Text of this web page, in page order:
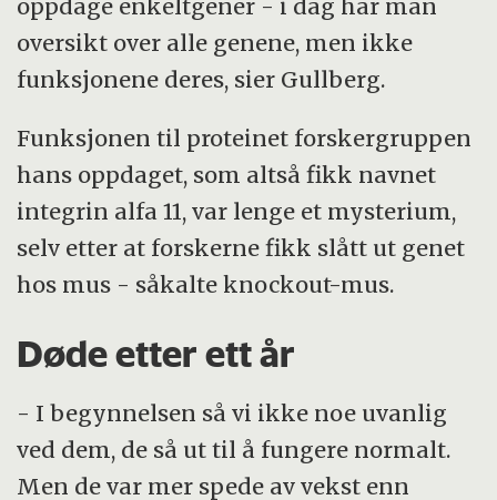
oppdage enkeltgener - i dag har man
oversikt over alle genene, men ikke
funksjonene deres, sier Gullberg.
Funksjonen til proteinet forskergruppen
hans oppdaget, som altså fikk navnet
integrin alfa 11, var lenge et mysterium,
selv etter at forskerne fikk slått ut genet
hos mus - såkalte knockout-mus.
Døde etter ett år
- I begynnelsen så vi ikke noe uvanlig
ved dem, de så ut til å fungere normalt.
Men de var mer spede av vekst enn